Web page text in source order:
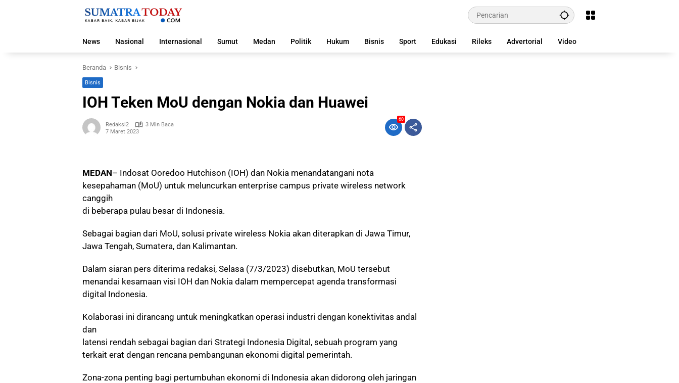
News
Nasional Internasional Sumut Medan Politik Hukum Bisnis Sport Edukasi Rileks Advertorial Video
Beranda Bisnis
Bisnis
IOH Teken MoU dengan Nokia dan Huawei
Redaksi2
3 Min Baca
7 Maret 2023
60
MEDAN– Indosat Ooredoo Hutchison (IOH) dan Nokia menandatangani nota
kesepahaman (MoU) untuk meluncurkan enterprise campus private wireless network
canggih
di beberapa pulau besar di Indonesia.
Sebagai bagian dari MoU, solusi private wireless Nokia akan diterapkan di Jawa Timur,
Jawa Tengah, Sumatera, dan Kalimantan.
Dalam siaran pers diterima redaksi, Selasa (7/3/2023) disebutkan, MoU tersebut
menandai kesamaan visi IOH dan Nokia dalam mempercepat agenda transformasi
digital Indonesia.
Kolaborasi ini dirancang untuk meningkatkan operasi industri dengan konektivitas andal
dan
latensi rendah sebagai bagian dari Strategi Indonesia Digital, sebuah program yang
terkait erat dengan rencana pembangunan ekonomi digital pemerintah.
Zona-zona penting bagi pertumbuhan ekonomi di Indonesia akan didorong oleh jaringan